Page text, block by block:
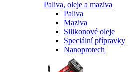
Paliva, oleje a maziva
Paliva
Maziva
Silikonové oleje
Speciální přípravky
Nanoprotech